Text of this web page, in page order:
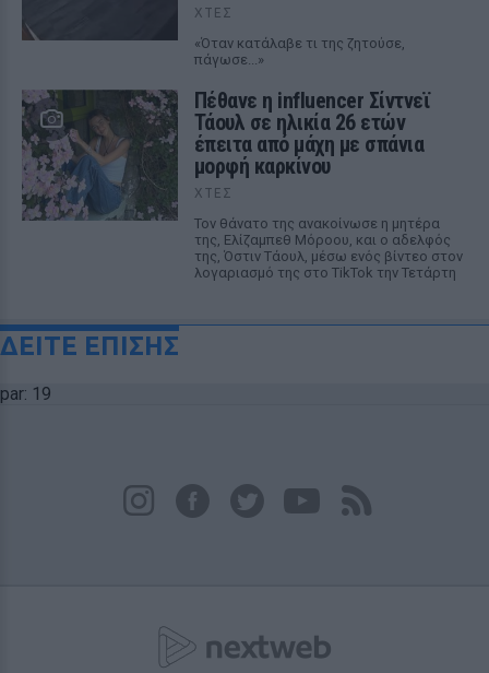
ΧΤΕΣ
«Όταν κατάλαβε τι της ζητούσε,
πάγωσε...»
Πέθανε η influencer Σίντνεϊ
Τάουλ σε ηλικία 26 ετών
έπειτα από μάχη με σπάνια
μορφή καρκίνου
ΧΤΕΣ
Τον θάνατο της ανακοίνωσε η μητέρα
της, Ελίζαμπεθ Μόροου, και ο αδελφός
της, Όστιν Τάουλ, μέσω ενός βίντεο στον
λογαριασμό της στο TikTok την Τετάρτη
ΔΕΙΤΕ ΕΠΙΣΗΣ
par: 19